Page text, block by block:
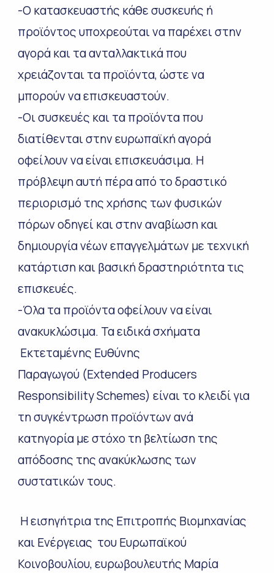
-Ο κατασκευαστής κάθε συσκευής ή
προϊόντος υποχρεούται να παρέχει στην
αγορά και τα ανταλλακτικά που
χρειάζονται τα προϊόντα, ώστε να
μπορούν να επισκευαστούν.
-Οι συσκευές και τα προϊόντα που
διατίθενται στην ευρωπαϊκή αγορά
οφείλουν να είναι επισκευάσιμα. Η
πρόβλεψη αυτή πέρα από το δραστικό
περιορισμό της χρήσης των φυσικών
πόρων οδηγεί και στην αναβίωση και
δημιουργία νέων επαγγελμάτων με τεχνική
κατάρτιση και βασική δραστηριότητα τις
επισκευές.
-Όλα τα προϊόντα οφείλουν να είναι
ανακυκλώσιμα. Τα ειδικά σχήματα
Εκτεταμένης Ευθύνης
Παραγωγού (Extended Producers
Responsibility Schemes) είναι το κλειδί για
τη συγκέντρωση προϊόντων ανά
κατηγορία με στόχο τη βελτίωση της
απόδοσης της ανακύκλωσης των
συστατικών τους.
Η εισηγήτρια της Επιτροπής Βιομηχανίας
και Ενέργειας του Ευρωπαϊκού
Κοινοβουλίου, ευρωβουλευτής Μαρία